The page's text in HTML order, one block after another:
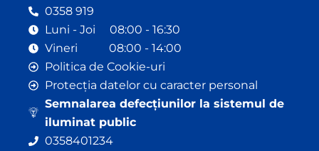
0358 919
Luni - Joi 08:00 - 16:30
Vineri 08:00 - 14:00
Politica de Cookie-uri
Protecția datelor cu caracter personal
Semnalarea defecțiunilor la sistemul de
iluminat public
0358401234